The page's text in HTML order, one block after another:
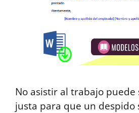
No asistir al trabajo puede
justa para que un despido